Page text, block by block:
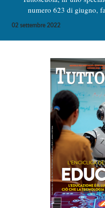
numero 623 di giugno,
02 settembre 2022